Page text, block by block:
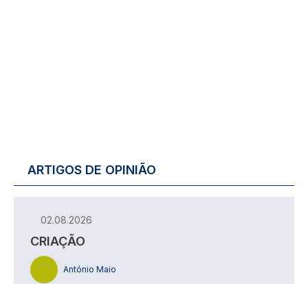
ARTIGOS DE OPINIÃO
02.08.2026
CRIAÇÃO
António Maio